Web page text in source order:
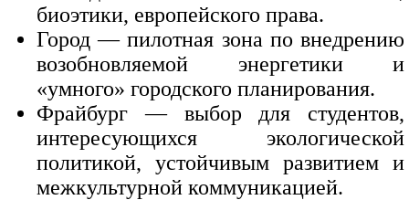
биоэтики, европейского права.
Город — пилотная зона по внедрению
возобновляемой энергетики и
«умного» городского планирования.
Фрайбург — выбор для студентов,
интересующихся экологической
политикой, устойчивым развитием и
межкультурной коммуникацией.